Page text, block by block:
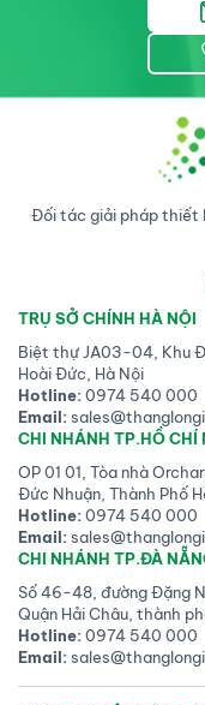
Đối tác giải pháp thiết
TRỤ SỞ CHÍNH HÀ NỘI
Biệt thự JA03-04, Khu
Hoài Đức, Hà Nội
Hotline:0974 540 000
Email:
CHI NHÁNH TP.HỒ CHÍ
OP 01 01, Tòa nhà
Đức Nhuận, Thành Phố
Hotline:0974 540 000
Email:
CHI NHÁNH TP.ĐÀ
Số 46-48, đường Đặng
Quận Hải Châu, thành
Hotline:0974 540 000
Email: